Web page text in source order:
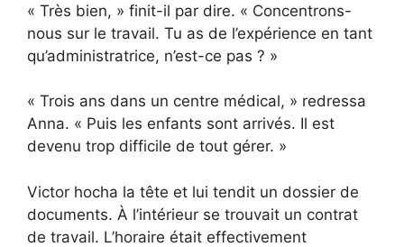
« Très bien, » finit-il par dire. « Concentrons-
nous sur le travail. Tu as de l’expérience en tant
qu’administratrice, n’est-ce pas ? »
« Trois ans dans un centre médical, » redressa
Anna. « Puis les enfants sont arrivés. Il est
devenu trop difficile de tout gérer. »
Victor hocha la tête et lui tendit un dossier de
documents. À l’intérieur se trouvait un contrat
de travail. L’horaire était effectivement